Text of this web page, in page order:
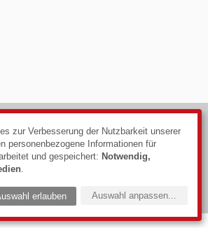
© 2026
Impressum
Datenschutzerklärung
Webdesign: PIXELHAUS®
zur Verbesserung der Nutzbarkeit unserer
personenbezogene Informationen für
und gespeichert: Notwendig,
.
erlauben Auswahl anpassen...